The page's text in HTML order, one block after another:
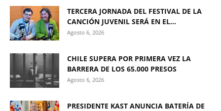
TERCERA JORNADA DEL FESTIVAL DE LA
CANCIÓN JUVENIL SERÁ EN EL...
Agosto 6, 2026
CHILE SUPERA POR PRIMERA VEZ LA
BARRERA DE LOS 65.000 PRESOS
Agosto 6, 2026
PRESIDENTE KAST ANUNCIA BATERÍA DE